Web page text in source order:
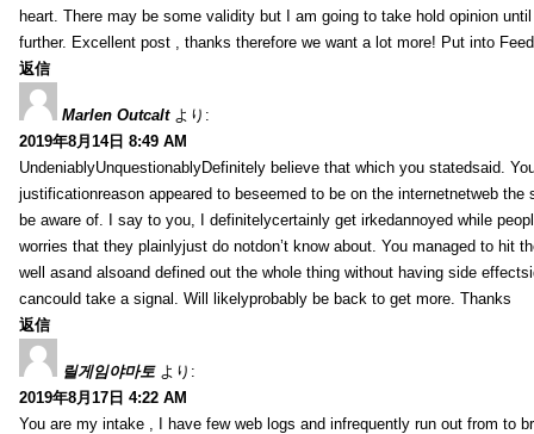
heart. There may be some validity but I am going to take hold opinion
further. Excellent post , thanks therefore we want a lot more! Put into
返信
Marlen Outcalt より:
2019年8月14日 8:49 AM
UndeniablyUnquestionablyDefinitely believe that which you statedsaid.
justificationreason appeared to beseemed to be on the internetnetweb
be aware of. I say to you, I definitelycertainly get irkedannoyed while
worries that they plainlyjust do notdon’t know about. You managed to hit
well asand alsoand defined out the whole thing without having side
cancould take a signal. Will likelyprobably be back to get more. Thanks
返信
릴게임야마토 より:
2019年8月17日 4:22 AM
You are my intake , I have few web logs and infrequently run out from to